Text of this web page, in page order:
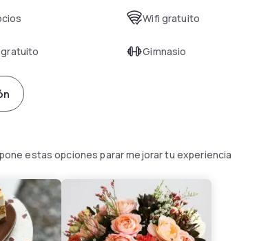
Wifi gratuito
gratuito Gimnasio
estas opciones parar mejorar tu experiencia